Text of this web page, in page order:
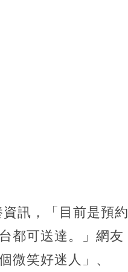
訊，「目前是預約
都可送達。」網友
微笑好迷人」、